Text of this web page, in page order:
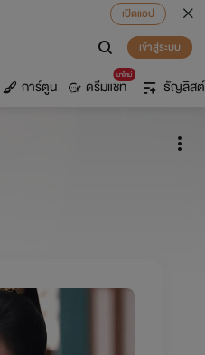
เปิดแอป
เข้าสู่ระบบ
การ์ตูน
มาใหม่
ดรีมแชท ธัญลิสต์